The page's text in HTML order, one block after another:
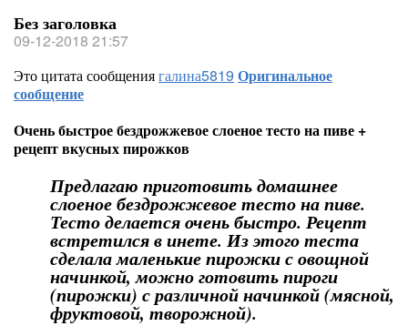
Без заголовка
09-12-2018 21:57
Это цитата сообщениягалина5819 Оригинальное
сообщение
Очень быстрое бездрожжевое слоеное тесто на пиве +
рецепт вкусных пирожков
Предлагаю приготовить домашнее
слоеное бездрожжевое тесто на пиве.
Тесто делается очень быстро. Рецепт
встретился в инете. Из этого теста
сделала маленькие пирожки с овощной
начинкой, можно готовить пироги
(пирожки) с различной начинкой (мясной,
фруктовой, творожной).